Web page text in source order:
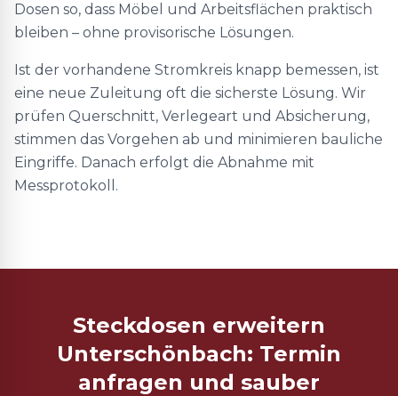
Dosen so, dass Möbel und Arbeitsflächen praktisch
bleiben – ohne provisorische Lösungen.
Ist der vorhandene Stromkreis knapp bemessen, ist
eine neue Zuleitung oft die sicherste Lösung. Wir
prüfen Querschnitt, Verlegeart und Absicherung,
stimmen das Vorgehen ab und minimieren bauliche
Eingriffe. Danach erfolgt die Abnahme mit
Messprotokoll.
Steckdosen erweitern
Unterschönbach: Termin
anfragen und sauber